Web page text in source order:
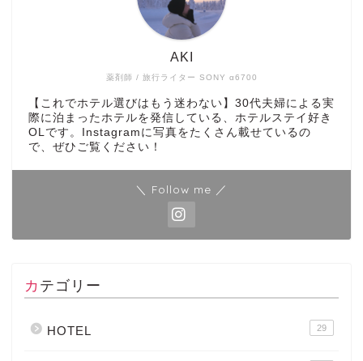
薬剤師 / 旅行ライター SONY α6700
AKI
【これでホテル選びはもう迷わない】30代夫婦による実
際に泊まったホテルを発信している、ホテルステイ好き
OLです。Instagramに写真をたくさん載せているの
で、ぜひご覧ください！
＼ Follow me ／
カテゴリー
HOTEL 29